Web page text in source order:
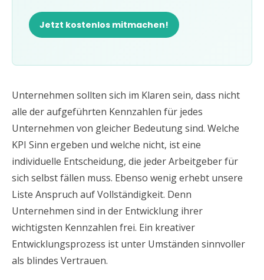
Jetzt kostenlos mitmachen!
Unternehmen sollten sich im Klaren sein, dass nicht
alle der aufgeführten Kennzahlen für jedes
Unternehmen von gleicher Bedeutung sind. Welche
KPI Sinn ergeben und welche nicht, ist eine
individuelle Entscheidung, die jeder Arbeitgeber für
sich selbst fällen muss. Ebenso wenig erhebt unsere
Liste Anspruch auf Vollständigkeit. Denn
Unternehmen sind in der Entwicklung ihrer
wichtigsten Kennzahlen frei. Ein kreativer
Entwicklungsprozess ist unter Umständen sinnvoller
als blindes Vertrauen.